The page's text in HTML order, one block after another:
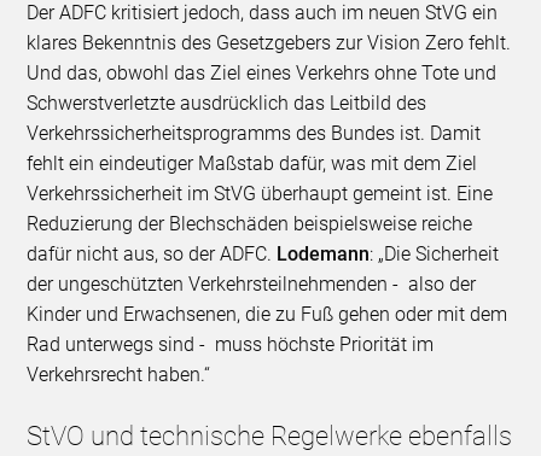
Der ADFC kritisiert jedoch, dass auch im neuen StVG ein
klares Bekenntnis des Gesetzgebers zur Vision Zero fehlt.
Und das, obwohl das Ziel eines Verkehrs ohne Tote und
Schwerstverletzte ausdrücklich das Leitbild des
Verkehrssicherheitsprogramms des Bundes ist. Damit
fehlt ein eindeutiger Maßstab dafür, was mit dem Ziel
Verkehrssicherheit im StVG überhaupt gemeint ist. Eine
Reduzierung der Blechschäden beispielsweise reiche
dafür nicht aus, so der ADFC. Lodemann: „Die Sicherheit
der ungeschützten Verkehrsteilnehmenden - also der
Kinder und Erwachsenen, die zu Fuß gehen oder mit dem
Rad unterwegs sind - muss höchste Priorität im
Verkehrsrecht haben.“
StVO und technische Regelwerke ebenfalls